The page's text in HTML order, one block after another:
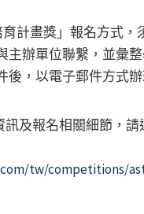
計畫獎」報名方式，
主辦單位聯繫，並彙
後，以電子郵件方式辦
訊及報名相關細節，
tw/competitions/